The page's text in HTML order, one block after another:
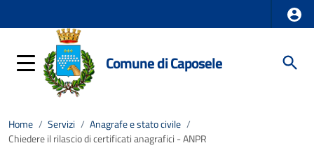
Comune di Caposele
Home / Servizi / Anagrafe e stato civile /
Chiedere il rilascio di certificati anagrafici - ANPR